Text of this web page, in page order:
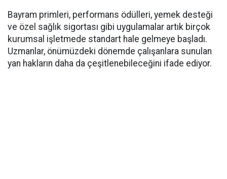
Bayram primleri, performans ödülleri, yemek desteği
ve özel sağlık sigortası gibi uygulamalar artık birçok
kurumsal işletmede standart hale gelmeye başladı.
Uzmanlar, önümüzdeki dönemde çalışanlara sunulan
yan hakların daha da çeşitlenebileceğini ifade ediyor.